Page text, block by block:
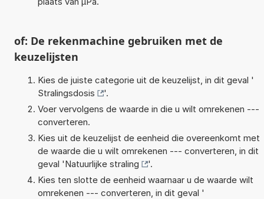
of: De rekenmachine gebruiken met de
keuzelijsten
Kies de juiste categorie uit de keuzelijst, in dit geval '
Stralingsdosis
'.
Voer vervolgens de waarde in die u wilt omrekenen ---
converteren.
Kies uit de keuzelijst de eenheid die overeenkomt met
de waarde die u wilt omrekenen --- converteren, in dit
geval 'Natuurlijke straling
'.
Kies ten slotte de eenheid waarnaar u de waarde wilt
omrekenen --- converteren, in dit geval '